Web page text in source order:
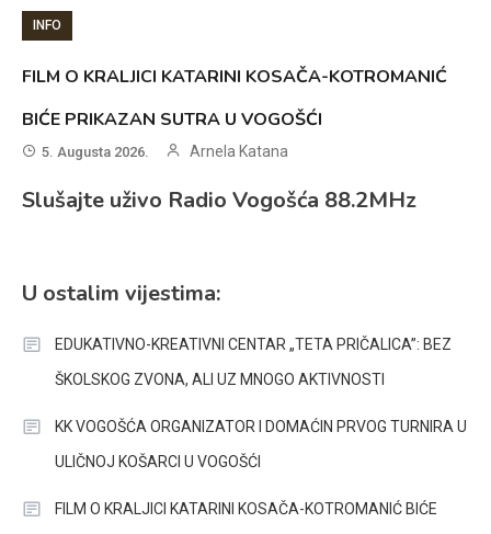
INFO
FILM O KRALJICI KATARINI KOSAČA-KOTROMANIĆ
BIĆE PRIKAZAN SUTRA U VOGOŠĆI
5. Augusta 2026. Arnela Katana
Slušajte uživo Radio Vogošća 88.2MHz
U ostalim vijestima:
EDUKATIVNO-KREATIVNI CENTAR „TETA PRIČALICA”: BEZ
ŠKOLSKOG ZVONA, ALI UZ MNOGO AKTIVNOSTI
KK VOGOŠĆA ORGANIZATOR I DOMAĆIN PRVOG TURNIRA U
ULIČNOJ KOŠARCI U VOGOŠĆI
FILM O KRALJICI KATARINI KOSAČA-KOTROMANIĆ BIĆE